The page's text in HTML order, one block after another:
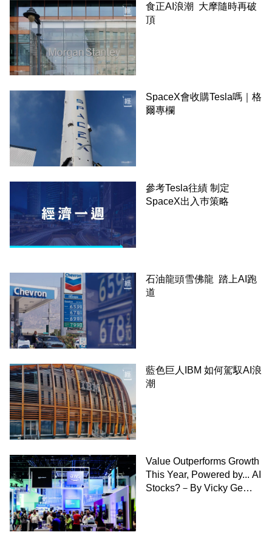
食正AI浪潮 大摩隨時再破
頂
SpaceX會收購Tesla嗎｜格
爾專欄
參考Tesla往績 制定
SpaceX出入巿策略
石油龍頭雪佛龍 踏上AI跑
道
藍色巨人IBM 如何駕馭AI浪
潮
Value Outperforms Growth
This Year, Powered by... AI
Stocks?－By Vicky Ge